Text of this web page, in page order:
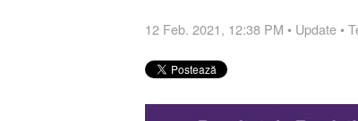
12 Feb. 2021, 12:38 PM • Update •